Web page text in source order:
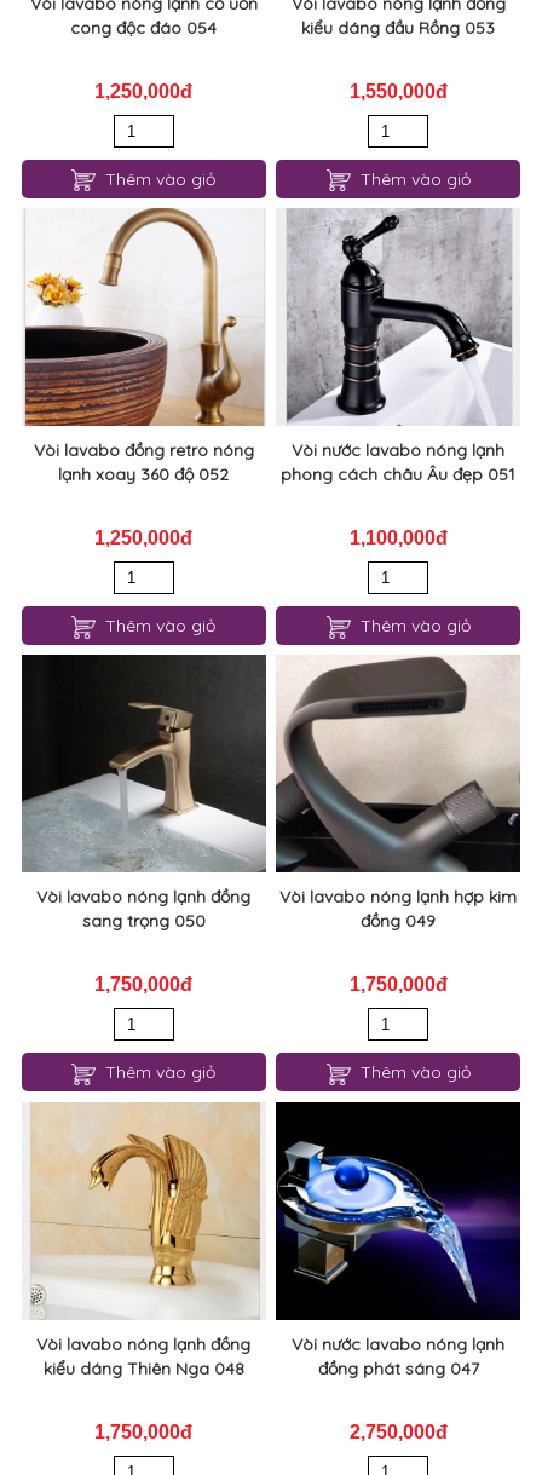
cong độc đáo 054
1,250,000đ
Thêm vào giỏ
kiểu dáng đầu Rồng 053
1,550,000đ
Thêm vào giỏ
Vòi lavabo đồng retro nóng
lạnh xoay 360 độ 052
1,250,000đ
Thêm vào giỏ
Vòi nước lavabo nóng lạnh
phong cách châu Âu đẹp 051
1,100,000đ
Thêm vào giỏ
Vòi lavabo nóng lạnh đồng
sang trọng 050
1,750,000đ
Thêm vào giỏ
Vòi lavabo nóng lạnh hợp kim
đồng 049
1,750,000đ
Thêm vào giỏ
Vòi lavabo nóng lạnh đồng
kiểu dáng Thiên Nga 048
1,750,000đ
Vòi nước lavabo nóng lạnh
đồng phát sáng 047
2,750,000đ